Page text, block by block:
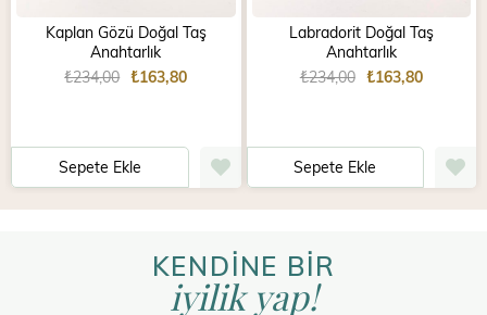
Kaplan Gözü Doğal Taş
Anahtarlık
₺163,80
₺234,00
Sepete Ekle
Labradorit Doğal Taş
Anahtarlık
₺163,80
₺234,00
Sepete Ekle
KENDİNE BİR
iyilik yap!